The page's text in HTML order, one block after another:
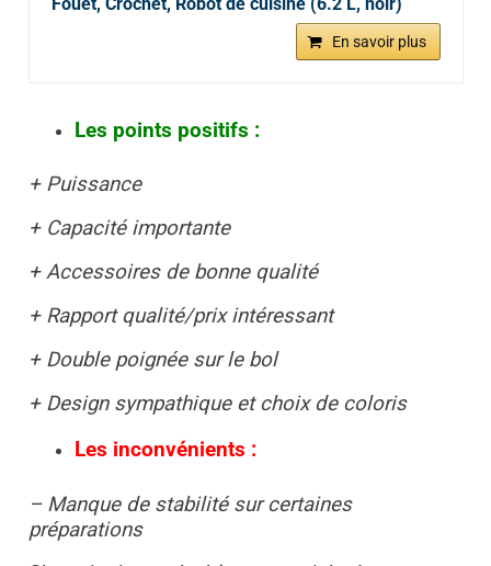
En savoir plus
Les points positifs :
+ Puissance
+ Capacité importante
+ Accessoires de bonne qualité
+ Rapport qualité/prix intéressant
+ Double poignée sur le bol
+ Design sympathique et choix de coloris
Les inconvénients :
– Manque de stabilité sur certaines
préparations